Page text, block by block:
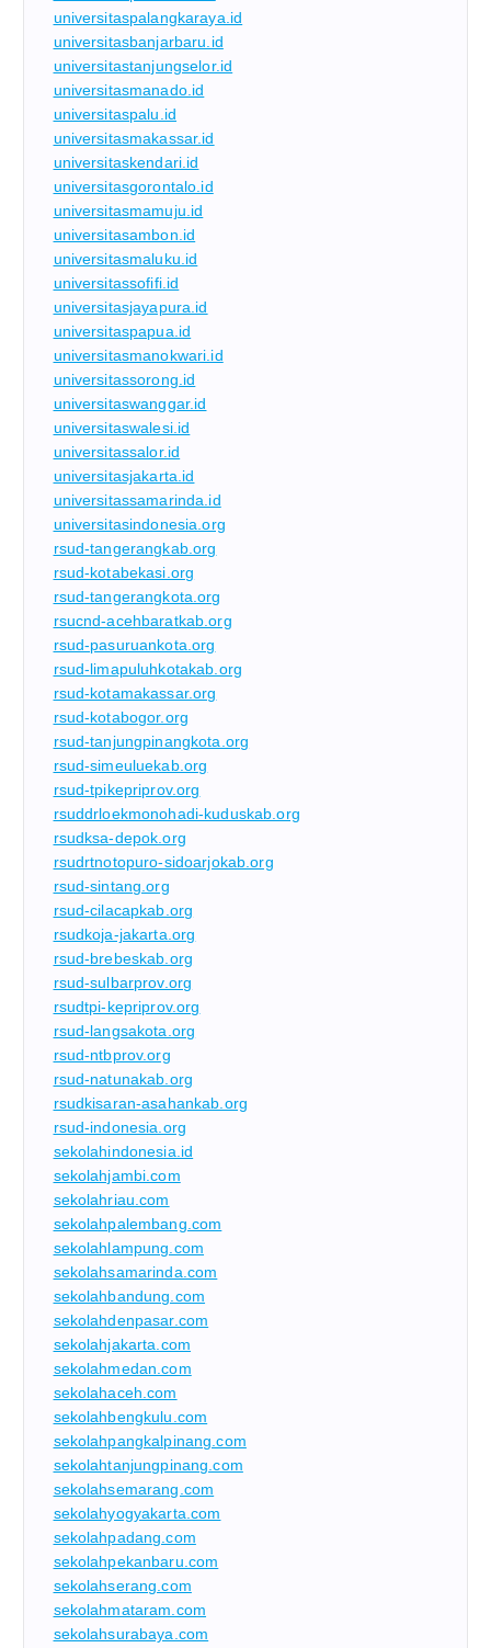
universitaspalangkaraya.id
universitasbanjarbaru.id
universitastanjungselor.id
universitasmanado.id
universitaspalu.id
universitasmakassar.id
universitaskendari.id
universitasgorontalo.id
universitasmamuju.id
universitasambon.id
universitasmaluku.id
universitassofifi.id
universitasjayapura.id
universitaspapua.id
universitasmanokwari.id
universitassorong.id
universitaswanggar.id
universitaswalesi.id
universitassalor.id
universitasjakarta.id
universitassamarinda.id
universitasindonesia.org
rsud-tangerangkab.org
rsud-kotabekasi.org
rsud-tangerangkota.org
rsucnd-acehbaratkab.org
rsud-pasuruankota.org
rsud-limapuluhkotakab.org
rsud-kotamakassar.org
rsud-kotabogor.org
rsud-tanjungpinangkota.org
rsud-simeuluekab.org
rsud-tpikepriprov.org
rsuddrloekmonohadi-kuduskab.org
rsudksa-depok.org
rsudrtnotopuro-sidoarjokab.org
rsud-sintang.org
rsud-cilacapkab.org
rsudkoja-jakarta.org
rsud-brebeskab.org
rsud-sulbarprov.org
rsudtpi-kepriprov.org
rsud-langsakota.org
rsud-ntbprov.org
rsud-natunakab.org
rsudkisaran-asahankab.org
rsud-indonesia.org
sekolahindonesia.id
sekolahjambi.com
sekolahriau.com
sekolahpalembang.com
sekolahlampung.com
sekolahsamarinda.com
sekolahbandung.com
sekolahdenpasar.com
sekolahjakarta.com
sekolahmedan.com
sekolahaceh.com
sekolahbengkulu.com
sekolahpangkalpinang.com
sekolahtanjungpinang.com
sekolahsemarang.com
sekolahyogyakarta.com
sekolahpadang.com
sekolahpekanbaru.com
sekolahserang.com
sekolahmataram.com
sekolahsurabaya.com